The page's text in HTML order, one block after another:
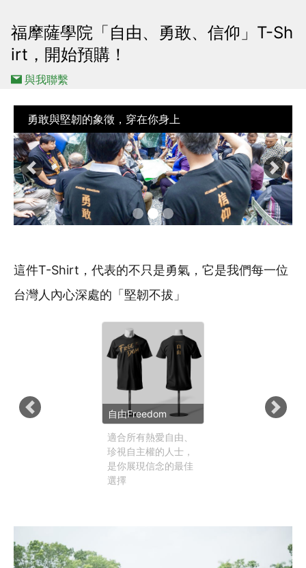
福摩薩學院「自由、勇敢、信仰」T-Sh
irt，開始預購！
與我聯繫
Previous Next
勇敢與堅韌的象徵，穿在你身上
這件T-Shirt，代表的不只是勇氣，它是我們每一位
台灣人內心深處的「堅韌不拔」
Previous
自由Freedom
適合所有熱愛自由、
珍視自主權的人士，
是你展現信念的最佳
選擇
Next